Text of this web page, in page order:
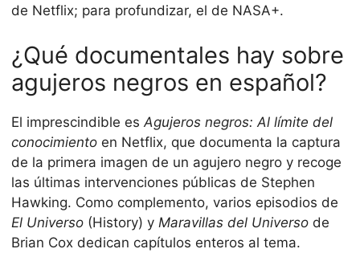
de Netflix; para profundizar, el de NASA+.
¿Qué documentales hay sobre
agujeros negros en español?
El imprescindible es Agujeros negros: Al límite del
conocimiento en Netflix, que documenta la captura
de la primera imagen de un agujero negro y recoge
las últimas intervenciones públicas de Stephen
Hawking. Como complemento, varios episodios de
El Universo (History) y Maravillas del Universo de
Brian Cox dedican capítulos enteros al tema.